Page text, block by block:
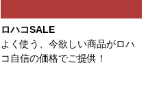
ロハコSALE
よく使う、今欲しい商品がロハ
コ自信の価格でご提供！